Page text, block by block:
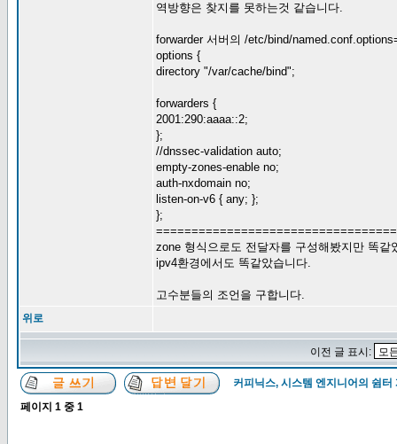
역방향은 찾지를 못하는것 같습니다.
forwarder 서버의 /etc/bind/
options {
directory "/var/cache/bind";
forwarders {
2001:290:aaaa::2;
};
//dnssec-validation auto;
empty-zones-enable no;
auth-nxdomain no;
listen-on-v6 { any; };
};
zone 형식으로도 전달자를 구성해봤지만 똑같
ipv4환경에서도 똑같았습니다.
고수분들의 조언을 구합니다.
위로
이전 글 표시:
커피닉스, 시스템 엔지니어의 쉼터
페이지 1 중 1